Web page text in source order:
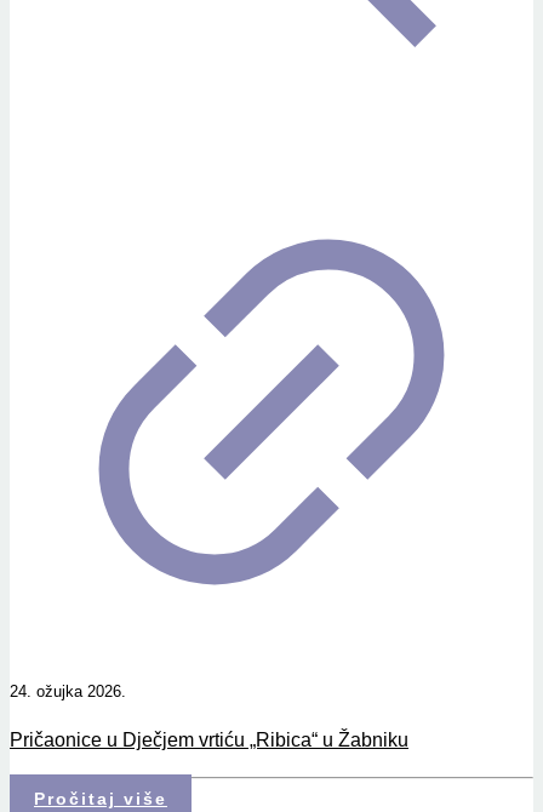
24. ožujka 2026.
Pričaonice u Dječjem vrtiću „Ribica“ u Žabniku
Pročitaj više